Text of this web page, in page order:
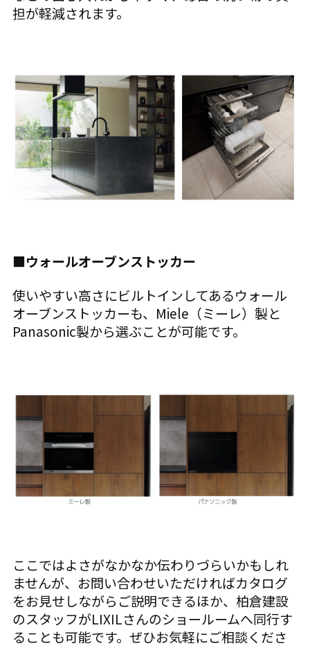
担が軽減されます。
■ウォールオーブンストッカー
使いやすい高さにビルトインしてあるウォール
オーブンストッカーも、Miele（ミーレ）製と
Panasonic製から選ぶことが可能です。
ここではよさがなかなか伝わりづらいかもしれ
ませんが、お問い合わせいただければカタログ
をお見せしながらご説明できるほか、柏倉建設
のスタッフがLIXILさんのショールームへ同行す
ることも可能です。ぜひお気軽にご相談くださ